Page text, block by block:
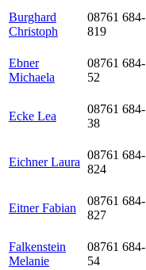
Burghard
Christoph
08761 684-
819
Ebner
Michaela
08761 684-
52
Ecke Lea
08761 684-
38
Eichner Laura
08761 684-
824
Eitner Fabian
08761 684-
827
Falkenstein
Melanie
08761 684-
54